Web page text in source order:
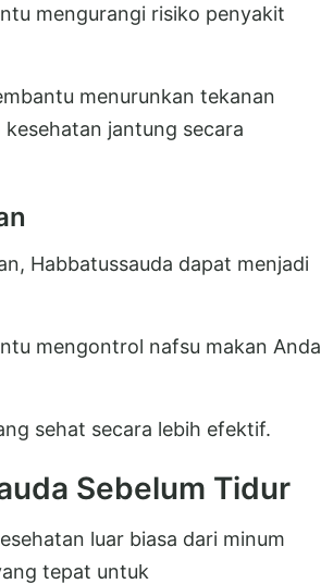
mengurangi risiko penyakit
menurunkan tekanan
jantung secara
Habbatussauda dapat menjadi
mengontrol nafsu makan Anda
sehat secara lebih efektif.
Sebelum Tidur
luar biasa dari minum
tepat untuk